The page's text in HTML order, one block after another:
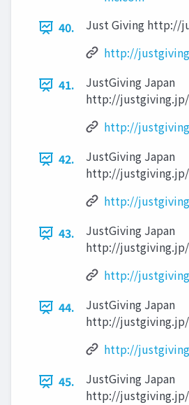
40.
Just Giving http://
http://
41.
JustGiving Japan
http://justgiving.jp/
http://
42.
JustGiving Japan
http://justgiving.jp/
http://
43.
JustGiving Japan
http://justgiving.jp/
http://
44.
JustGiving Japan
http://justgiving.jp/
http://
45.
JustGiving Japan
http://justgiving.jp/